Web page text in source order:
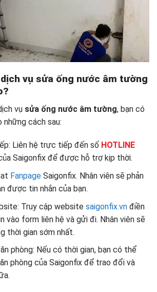
vụ sửa ống nước âm tường
vụ sửa ống nước âm tường, bạn có
cách sau:
Liên hệ trực tiếp đến số HOTLINE
Saigonfix để được hỗ trợ kịp thời.
FanpageSaigonfix. Nhân viên sẽ phản
được tin nhắn của bạn.
Truy cập website saigonfix.vnđiền
vào form liên hệ và gửi đi. Nhân viên sẽ
thời gian sớm nhất.
phòng: Nếu có thời gian, bạn có thể
phòng của Saigonfix để trao đổi và